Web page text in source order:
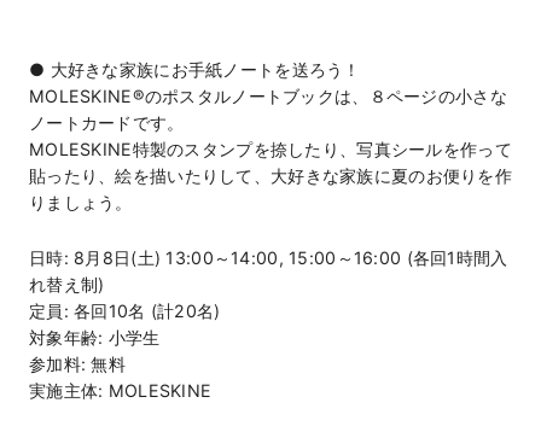
● 大好きな家族にお手紙ノートを送ろう！
MOLESKINE®のポスタルノートブックは、８ページの小さな
ノートカードです。
MOLESKINE特製のスタンプを捺したり、写真シールを作って
貼ったり、絵を描いたりして、大好きな家族に夏のお便りを作
りましょう。
日時: 8月8日(土) 13:00～14:00, 15:00～16:00 (各回1時間入
れ替え制)
定員: 各回10名 (計20名)
対象年齢: 小学生
参加料: 無料
実施主体: MOLESKINE